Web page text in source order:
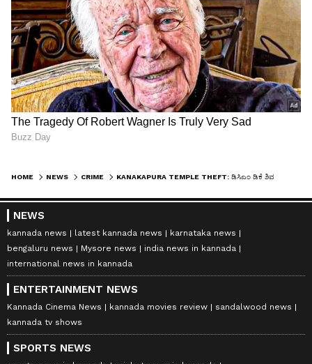
HOME NEWS CRIME
NEWS
kannada news latest kannada news
karnataka news
bengaluru news
Mysore news
india news in kannada
international news in kannada
ENTERTAINMENT NEWS
Kannada Cinema News kannada movies review
sandalwood news
kannada tv shows
SPORTS NEWS